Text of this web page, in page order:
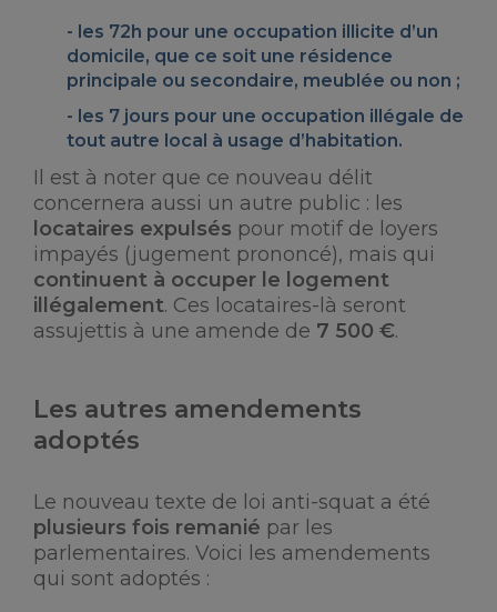
les 72h pour une occupation illicite d’un
domicile, que ce soit une résidence
principale ou secondaire, meublée ou non ;
les 7 jours pour une occupation illégale de
tout autre local à usage d’habitation.
Il est à noter que ce nouveau délit
concernera aussi un autre public : les
locataires expulsés pour motif de loyers
impayés (jugement prononcé), mais qui
continuent à occuper le logement
illégalement. Ces locataires-là seront
assujettis à une amende de 7 500 €.
Les autres amendements
adoptés
Le nouveau texte de loi anti-squat a été
plusieurs fois remanié par les
parlementaires. Voici les amendements
qui sont adoptés :